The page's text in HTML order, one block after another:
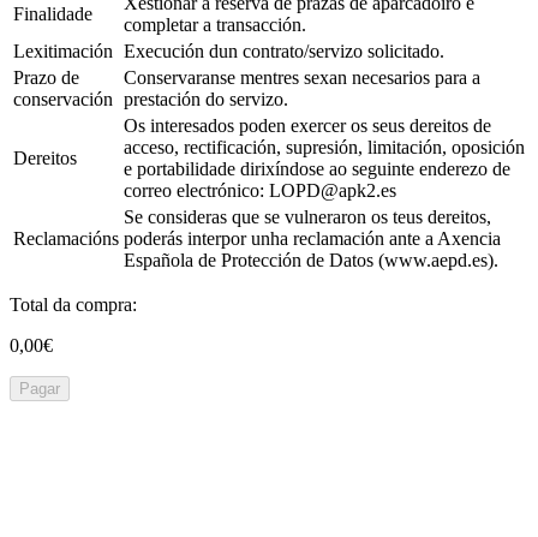
Finalidade
completar a transacción.
Lexitimación Execución dun contrato/servizo solicitado.
Prazo de
conservación
Conservaranse mentres sexan necesarios para a
prestación do servizo.
Dereitos
Os interesados poden exercer os seus dereitos de
acceso, rectificación, supresión, limitación, oposición
e portabilidade dirixíndose ao seguinte enderezo de
correo electrónico: LOPD@apk2.es
Reclamacións
Se consideras que se vulneraron os teus dereitos,
poderás interpor unha reclamación ante a Axencia
Española de Protección de Datos (www.aepd.es).
Total da compra:
0,00€
Pagar